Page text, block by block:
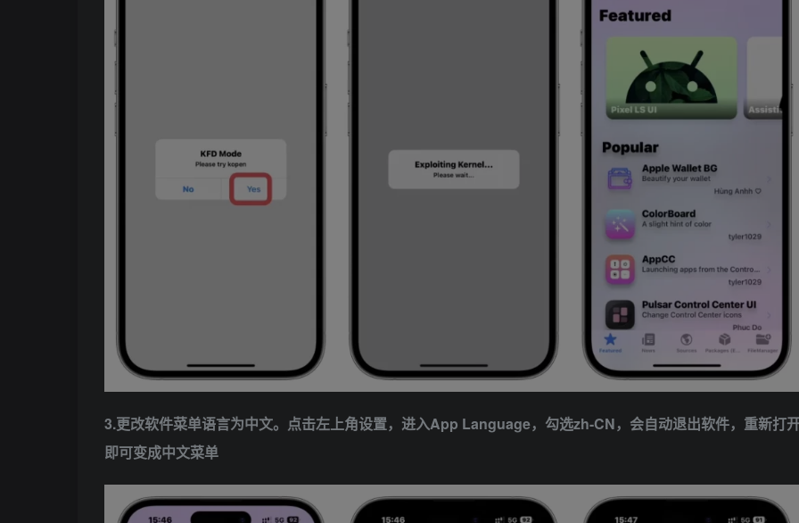
3.更改软件菜单语言为中文。点击左上角设置，进入App Language，勾选zh-CN，会自动退出软件，重新打
即可变成中文菜单